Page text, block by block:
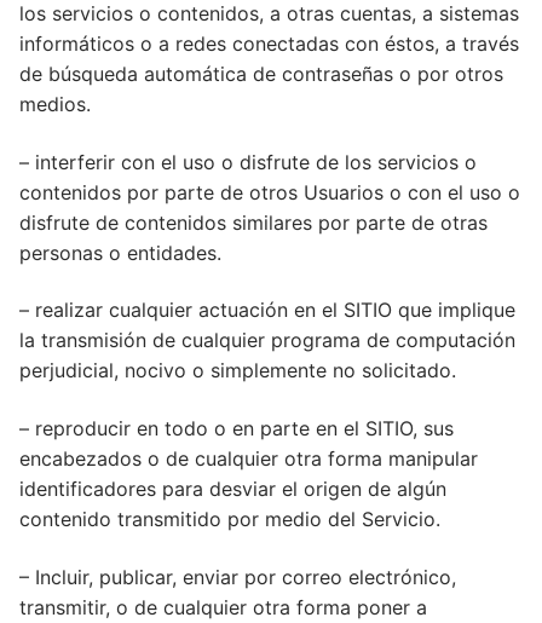
los servicios o contenidos, a otras cuentas, a sistemas
informáticos o a redes conectadas con éstos, a través
de búsqueda automática de contraseñas o por otros
medios.
– interferir con el uso o disfrute de los servicios o
contenidos por parte de otros Usuarios o con el uso o
disfrute de contenidos similares por parte de otras
personas o entidades.
– realizar cualquier actuación en el SITIO que implique
la transmisión de cualquier programa de computación
perjudicial, nocivo o simplemente no solicitado.
– reproducir en todo o en parte en el SITIO, sus
encabezados o de cualquier otra forma manipular
identificadores para desviar el origen de algún
contenido transmitido por medio del Servicio.
– Incluir, publicar, enviar por correo electrónico,
transmitir, o de cualquier otra forma poner a